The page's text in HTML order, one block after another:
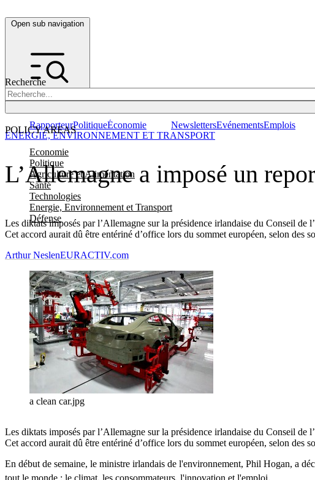
Open sub navigation
Recherche
POLICY AREAS
Economie
Politique
Agriculture et Alimentation
Santé
Technologies
Energie, Environnement et Transport
Défense
RapporteurPolitiqueÉconomie NewslettersEvénementsEmplois
L’Allemagne a imposé un
Les diktats imposés par l’Allemagne sur la présidence irlandaise du Conseil de
Cet accord aurait dû être entériné d’office lors du sommet européen, selon des
ENERGIE, ENVIRONNEMENT ET TRANSPORT
Arthur NeslenEURACTIV.com
a clean car.jpg
Les diktats imposés par l’Allemagne sur la présidence irlandaise du Conseil de
Cet accord aurait dû être entériné d’office lors du sommet européen, selon des
En début de semaine, le ministre irlandais de l'environnement, Phil Hogan, a
tout le monde : le climat, les consommateurs, l'innovation et l'emploi.